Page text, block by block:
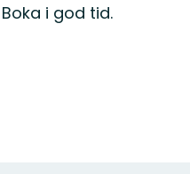
i god tid.